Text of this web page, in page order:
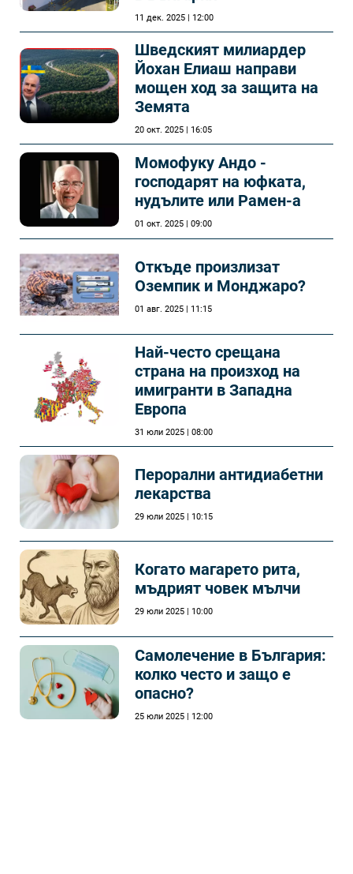
11 дек. 2025 | 12:00
Шведският милиардер
Йохан Елиаш направи
мощен ход за защита на
Земята
20 окт. 2025 | 16:05
Момофуку Андо -
господарят на юфката,
нудълите или Рамен-а
01 окт. 2025 | 09:00
Откъде произлизат
Оземпик и Монджаро?
01 авг. 2025 | 11:15
Най-често срещана
страна на произход на
имигранти в Западна
Европа
31 юли 2025 | 08:00
Перорални антидиабетни
лекарства
29 юли 2025 | 10:15
Когато магарето рита,
мъдрият човек мълчи
29 юли 2025 | 10:00
Самолечeние в България:
колко често и защо е
опасно?
25 юли 2025 | 12:00